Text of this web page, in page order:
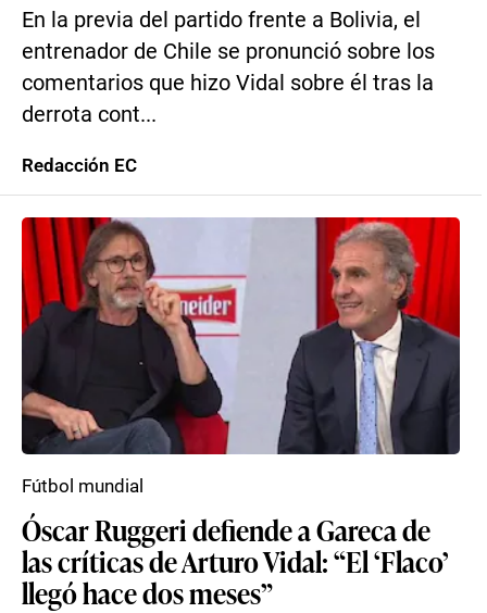
En la previa del partido frente a Bolivia, el
entrenador de Chile se pronunció sobre los
comentarios que hizo Vidal sobre él tras la
derrota cont...
Redacción EC
Óscar Ruggeri defiende a Gareca de
las críticas de Arturo Vidal: “El ‘Flaco’
llegó hace dos meses”
Fútbol mundial